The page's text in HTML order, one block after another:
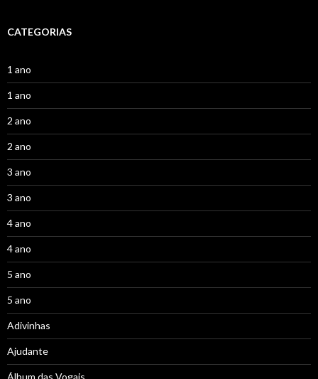
CATEGORIAS
1 ano
1 ano
2 ano
2 ano
3 ano
3 ano
4 ano
4 ano
5 ano
5 ano
Adivinhas
Ajudante